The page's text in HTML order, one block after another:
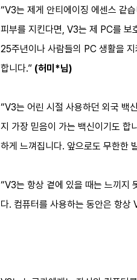
“V3는 제게 안티에이징 에센스 같
피부를 지킨다면, V3는 제 PC를 보
25주년이나 사람들의 PC 생활을
합니다.” (허미*님)
“V3는 어린 시절 사용하던 외국 백
지 가장 믿음이 가는 백신이기도
하게 느껴집니다. 앞으로도 무한한
“V3는 항상 곁에 있을 때는 느끼지
다. 컴퓨터를 사용하는 동안은 항